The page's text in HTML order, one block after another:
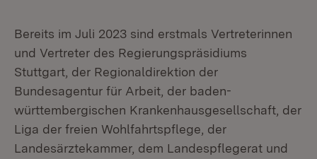
Bereits im Juli 2023 sind erstmals Vertreterinnen
und Vertreter des Regierungspräsidiums
Stuttgart, der Regionaldirektion der
Bundesagentur für Arbeit, der baden-
württembergischen Krankenhausgesellschaft, der
Liga der freien Wohlfahrtspflege, der
Landesärztekammer, dem Landespflegerat und